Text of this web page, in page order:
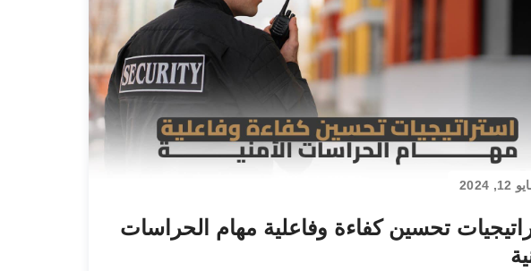
12, 2024
تحسين كفاءة وفاعلية مهام الحراسات